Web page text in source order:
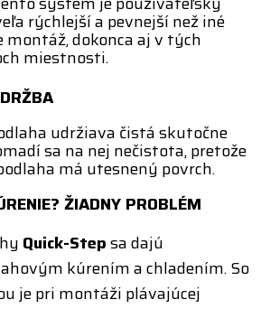
rýchlejší a pevnejší než iné
dokonca aj v tých
miestnosti.
udržiava čistá skutočne
sa na nej nečistota, pretože
má utesnený povrch.
ŽIADNY PROBLÉM
Quick-Stepsa dajú
kúrením a chladením. So
je pri montáži plávajúcej